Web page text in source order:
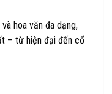
hoa văn đa dạng,
– từ hiện đại đến cổ